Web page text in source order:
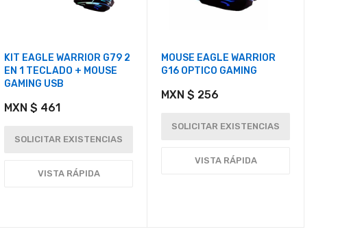
KIT EAGLE WARRIOR G79 2
EN 1 TECLADO + MOUSE
GAMING USB
MXN $ 461
SOLICITAR EXISTENCIAS
VISTA RÁPIDA
MOUSE EAGLE WARRIOR
G16 OPTICO GAMING
MXN $ 256
SOLICITAR EXISTENCIAS
VISTA RÁPIDA